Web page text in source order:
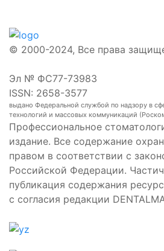
© 2000-2024, Все права
Эл № ФС77-73983
ISSN: 2658-3577
выдано Федеральной службой по надзору в
технологий и массовых коммуникаций
Профессиональное
издание. Все содержание
правом в соответствии с
Российской Федерации.
публикация содержания
с согласия редакции